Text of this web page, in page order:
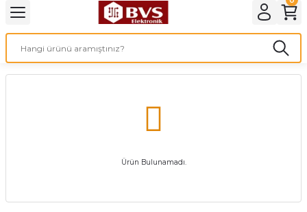
Geri Dön
Ürün Bulunamadı.